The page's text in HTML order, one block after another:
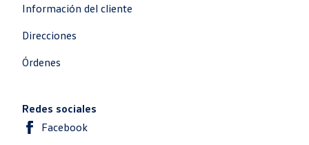
Información del cliente
Direcciones
Órdenes
Redes sociales
Facebook